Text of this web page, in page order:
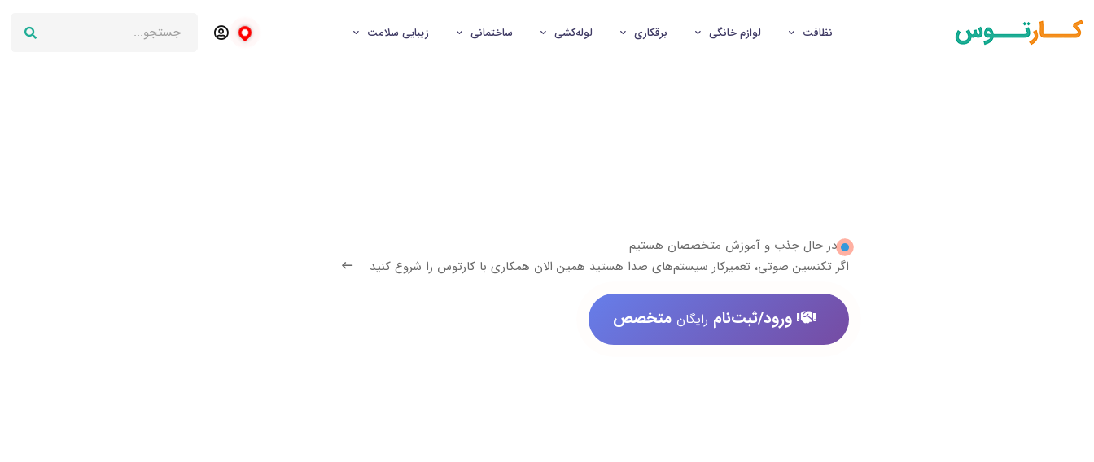
نظافت لوازم خانگی برقکاری لوله‌کشی ساختمانی زیبایی سلامت
در حال جذب و آموزش متخصصان هستیم
اگر تکنسین صوتی، تعمیرکار سیستم‌های صدا هستید همین الان همکاری با کارتوس را شروع کنید
ورود/ثبت‌نام رایگان متخصص